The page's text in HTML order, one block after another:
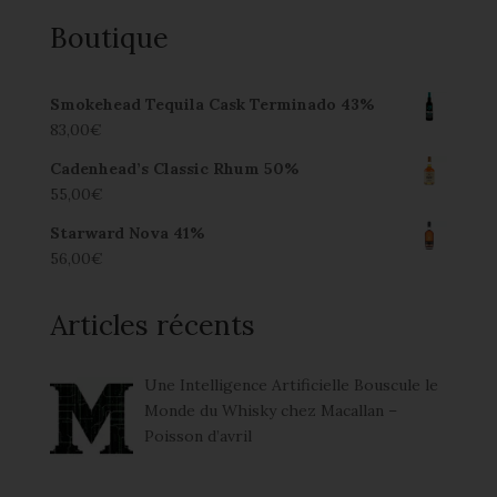
Boutique
Smokehead Tequila Cask Terminado 43%
83,00€
Cadenhead’s Classic Rhum 50%
55,00€
Starward Nova 41%
56,00€
Articles récents
Une Intelligence Artificielle Bouscule le
Monde du Whisky chez Macallan –
Poisson d’avril